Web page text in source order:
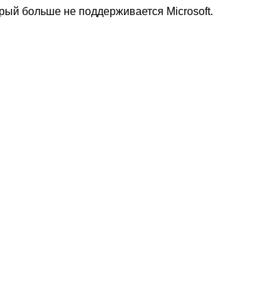
больше не поддерживается Microsoft.